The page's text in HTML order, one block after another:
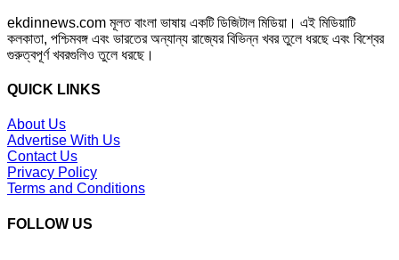
ekdinnews.com মূলত বাংলা ভাষায় একটি ডিজিটাল মিডিয়া। এই মিডিয়াটি
কলকাতা, পশ্চিমবঙ্গ এবং ভারতের অন্যান্য রাজ্যের বিভিন্ন খবর তুলে ধরছে এবং বিশ্বের
গুরুত্বপূর্ণ খবরগুলিও তুলে ধরছে।
QUICK LINKS
About Us
Advertise With Us
Contact Us
Privacy Policy
Terms and Conditions
FOLLOW US